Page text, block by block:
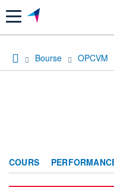
Menu
Bourse OPCVM
COURS